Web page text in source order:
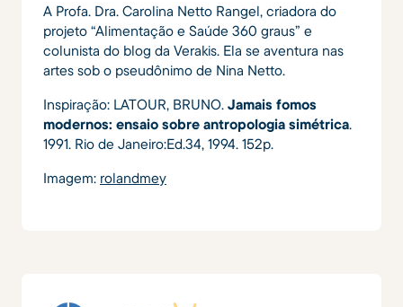
A Profa. Dra. Carolina Netto Rangel, criadora do
projeto “Alimentação e Saúde 360 graus” e
colunista do blog da Verakis. Ela se aventura nas
artes sob o pseudônimo de Nina Netto.
Inspiração: LATOUR, BRUNO. Jamais fomos
modernos: ensaio sobre antropologia simétrica.
1991. Rio de Janeiro:Ed.34, 1994. 152p.
Imagem: rolandmey